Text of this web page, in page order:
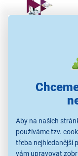
Aby na našich
používáme tzv.
třeba nejhledanější
vám upravovat